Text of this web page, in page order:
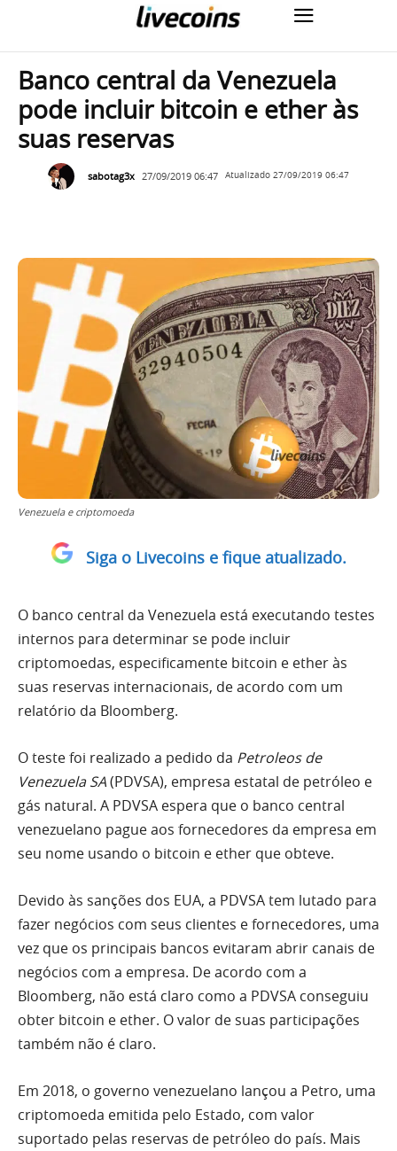
Banco central da Venezuela
pode incluir bitcoin e ether às
suas reservas
sabotag3x 27/09/2019 06:47 Atualizado 27/09/2019 06:47
Venezuela e criptomoeda
Siga o Livecoins e fique atualizado.
O banco central da Venezuela está executando testes
internos para determinar se pode incluir
criptomoedas, especificamente bitcoin e ether às
suas reservas internacionais, de acordo com um
relatório da Bloomberg.
O teste foi realizado a pedido da Petroleos de
Venezuela SA(PDVSA), empresa estatal de petróleo e
gás natural. A PDVSA espera que o banco central
venezuelano pague aos fornecedores da empresa em
seu nome usando o bitcoin e ether que obteve.
Devido às sanções dos EUA, a PDVSA tem lutado para
fazer negócios com seus clientes e fornecedores, uma
vez que os principais bancos evitaram abrir canais de
negócios com a empresa. De acordo com a
Bloomberg, não está claro como a PDVSA conseguiu
obter bitcoin e ether. O valor de suas participações
também não é claro.
Em 2018, o governo venezuelano lançou a Petro, uma
criptomoeda emitida pelo Estado, com valor
suportado pelas reservas de petróleo do país. Mais